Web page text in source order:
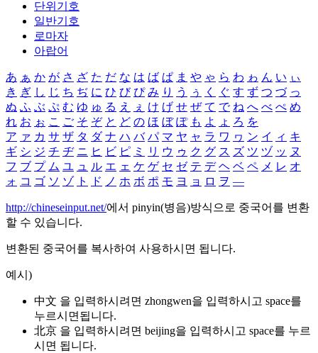
단위기호
일반기호
로마자
아랍어
あ ぁ か が さ ざ た だ な は ば ぱ ま や ゃ ら わ ゎ ん い ぃ
き ぎ し じ ち ぢ に ひ び ぴ み り う ぅ く ぐ す ず つ づ っ
ぬ ふ ぶ ぷ む ゆ ゅ る え ぇ け げ せ ぜ て で ね へ べ ぺ め
れ お ぉ こ ご そ ぞ と ど の ほ ぼ ぽ も よ ょ ろ を
ア ァ カ サ ザ タ ダ ナ ハ バ パ マ ヤ ャ ラ ワ ヮ ン イ ィ キ
ギ シ ジ チ ヂ ニ ヒ ビ ピ ミ リ ウ ゥ ク グ ス ズ ツ ヅ ッ ヌ
フ ブ プ ム ユ ュ ル エ ェ ケ ゲ セ ゼ テ デ ヘ ベ ペ メ レ オ
ォ コ ゴ ソ ゾ ト ド ノ ホ ボ ポ モ ヨ ョ ロ ヲ ―
http://chineseinput.net/에서 pinyin(병음)방식으로 중국어를 변환
할 수 있습니다.
변환된 중국어를 복사하여 사용하시면 됩니다.
예시)
中文 을 입력하시려면 zhongwen을 입력하시고 space를
누르시면됩니다.
北京 을 입력하시려면 beijing을 입력하시고 space를 누르
시면 됩니다.